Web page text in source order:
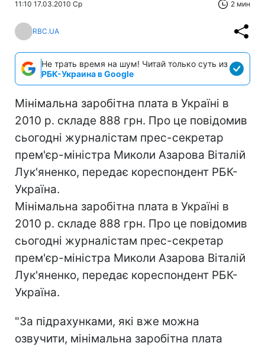
11:10 17.03.2010 Ср 2 мин
RBC.UA
Не трать время на шум! Читай только суть из
РБК-Украина в Google
Мінімальна заробітна плата в Україні в
2010 р. складе 888 грн. Про це повідомив
сьогодні журналістам прес-секретар
прем'єр-міністра Миколи Азарова Віталій
Лук'яненко, передає кореспондент РБК-
Україна.
Мінімальна заробітна плата в Україні в
2010 р. складе 888 грн. Про це повідомив
сьогодні журналістам прес-секретар
прем'єр-міністра Миколи Азарова Віталій
Лук'яненко, передає кореспондент РБК-
Україна.
"За підрахунками, які вже можна
озвучити, мінімальна заробітна плата